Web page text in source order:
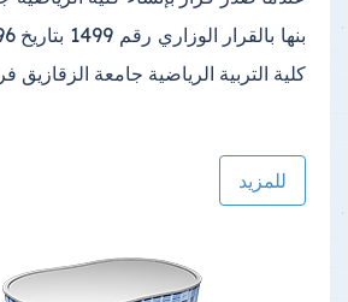
كلية التربية الرياضية جامعة الزقازيق فرع
للمزيد